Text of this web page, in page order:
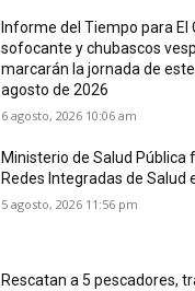
Informe del Tiempo para El
sofocante y chubascos
marcarán la jornada de
agosto de 2026
6 agosto, 2026 10:06 am
Ministerio de Salud Pública
Redes Integradas de Salud
5 agosto, 2026 11:56 pm
Rescatan a 5 pescadores,